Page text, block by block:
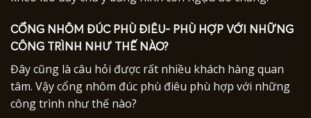
CỔNG NHÔM ĐÚC PHÙ ĐIÊU- PHÙ HỢP VỚI NHỮNG
CÔNG TRÌNH NHƯ THẾ NÀO?
Đây cũng là câu hỏi được rất nhiều khách hàng quan
tâm. Vậy cổng nhôm đúc phù điêu phù hợp với những
công trình như thế nào?